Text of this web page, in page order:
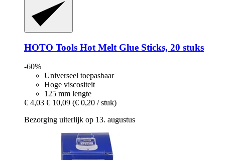
HOTO Tools Hot Melt Glue Sticks, 20 stuks
-60%
Universeel toepasbaar
Hoge viscositeit
125 mm lengte
€ 4,03 € 10,09 (€ 0,20 / stuk)
Bezorging uiterlijk op 13. augustus